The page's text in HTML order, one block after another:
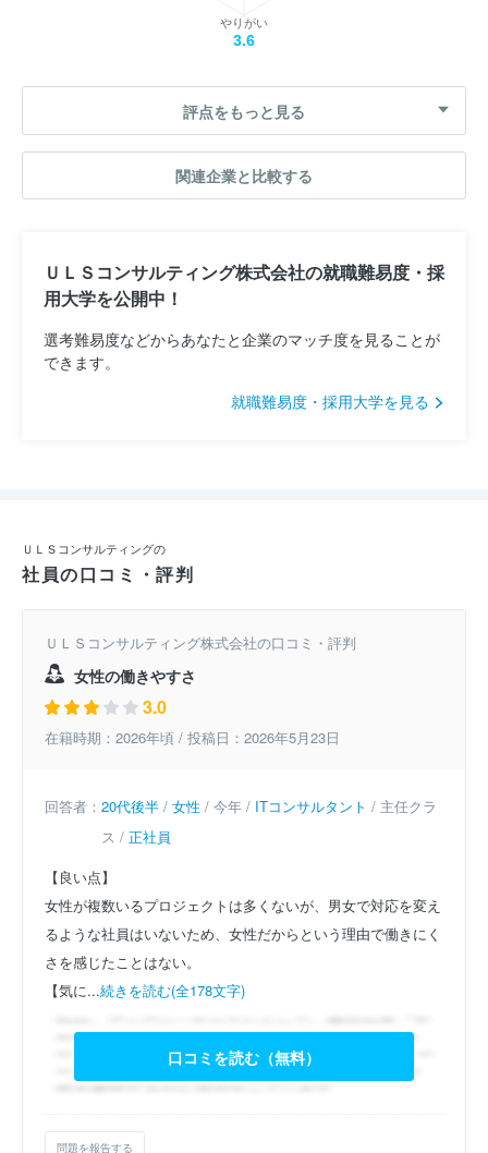
やりがい
3.6
評点をもっと見る
関連企業と比較する
ＵＬＳコンサルティング株式会社の就職難易度・採
用大学を公開中！
選考難易度などからあなたと企業のマッチ度を見ることが
できます。
就職難易度・採用大学を見る
ＵＬＳコンサルティングの
社員の口コミ・評判
ＵＬＳコンサルティング株式会社の口コミ・評判
女性の働きやすさ
3.0
在籍時期：2026年頃 / 投稿日：2026年5月23日
回答者： 20代後半 / 女性 / 今年 / ITコンサルタント / 主任クラ
ス / 正社員
【良い点】
女性が複数いるプロジェクトは多くないが、男女で対応を変え
るような社員はいないため、女性だからという理由で働きにく
さを感じたことはない。
【気に...続きを読む(全178文字)
口コミを読む（無料）
問題を報告する